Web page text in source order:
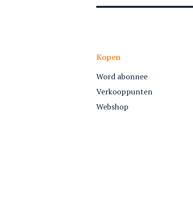
Kopen
Word abonnee
Verkooppunten
Webshop